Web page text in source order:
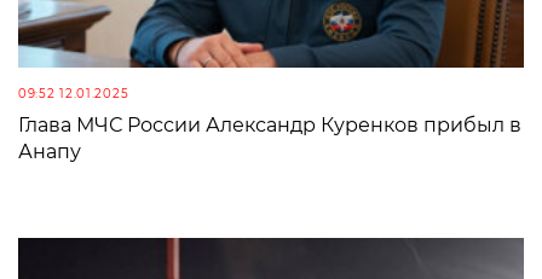
09:52 12.01.2025
Глава МЧС России Александр Куренков прибыл в
Анапу